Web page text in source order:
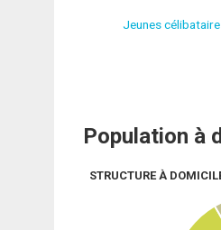
Jeunes
Population à
STRUCTURE À